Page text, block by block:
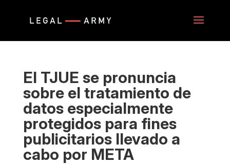
El TJUE se pronuncia
sobre el tratamiento de
datos especialmente
protegidos para fines
publicitarios llevado a
cabo por META